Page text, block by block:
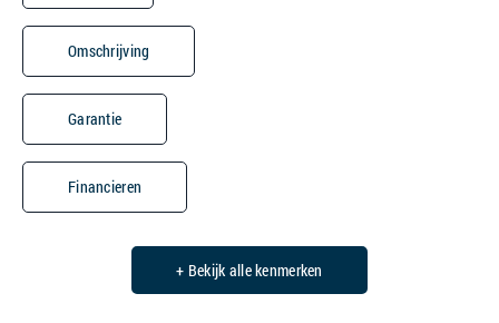
Omschrijving
Garantie
Financieren
+ Bekijk alle kenmerken